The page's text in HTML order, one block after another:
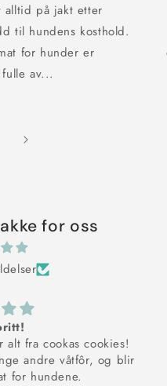
alltid på jakt etter
til hundens kosthold.
for hunder er
av...
for oss
alt fra cookas cookies!
andre våtfôr, og blir
for hundene.